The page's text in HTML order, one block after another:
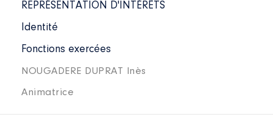
REPRÉSENTATION D'INTÉRÊTS
Identité
Fonctions exercées
NOUGADERE DUPRAT Inès
Animatrice